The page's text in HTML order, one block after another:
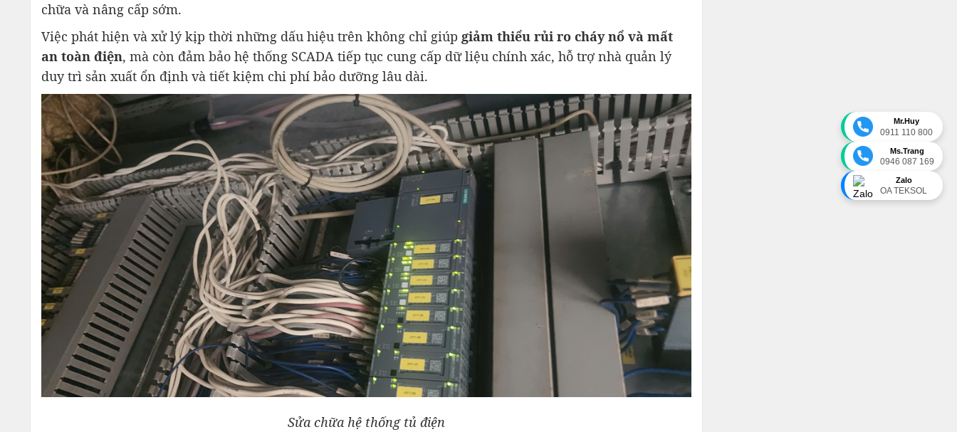
Mr.Huy
0911 110 800
Ms.Trang
0946 087 169
Zalo
OA TEKSOL
chữa và nâng cấp sớm.
Việc phát hiện và xử lý kịp thời những dấu hiệu trên không chỉ giúp giảm thiểu rủi ro cháy nổ và mất
an toàn điện, mà còn đảm bảo hệ thống SCADA tiếp tục cung cấp dữ liệu chính xác, hỗ trợ nhà quản lý
duy trì sản xuất ổn định và tiết kiệm chi phí bảo dưỡng lâu dài.
Sửa chữa hệ thống tủ điện